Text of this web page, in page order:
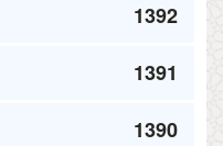
1392
1391
1390